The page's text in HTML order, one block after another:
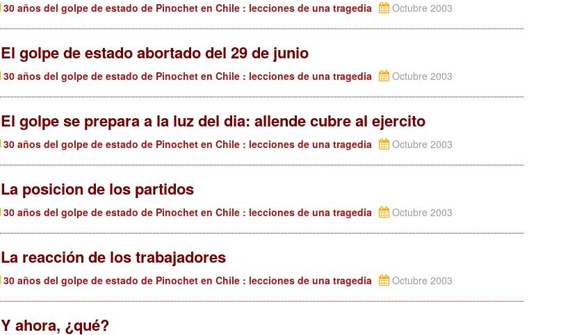
30 años del golpe de estado de Pinochet en Chile : lecciones de una tragedia Octubre 2003
El golpe de estado abortado del 29 de junio
30 años del golpe de estado de Pinochet en Chile : lecciones de una tragedia Octubre 2003
El golpe se prepara a la luz del dia: allende cubre al ejercito
30 años del golpe de estado de Pinochet en Chile : lecciones de una tragedia Octubre 2003
La posicion de los partidos
30 años del golpe de estado de Pinochet en Chile : lecciones de una tragedia Octubre 2003
La reacción de los trabajadores
30 años del golpe de estado de Pinochet en Chile : lecciones de una tragedia Octubre 2003
Y ahora, ¿qué?